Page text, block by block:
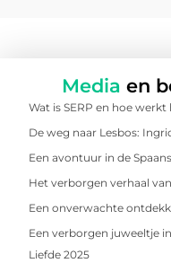
Media en
Wat is SERP en hoe werkt
De weg naar Lesbos:
Een avontuur in de
Het verborgen verhaal
Een onverwachte
Een verborgen juweeltje
Liefde 2025